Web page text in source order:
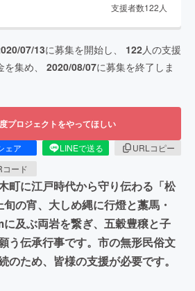
支援者数122 人
07/13に募集を開始し、 122人の支援
を集め、 2020/08/07に募集を終了しま
プロジェクトをやってほしい
ェア LINEで送る
URLコピー
コード
町に江戸時代から守り伝わる「松
の宵、大しめ縄に行燈と藁馬・
及ぶ両岩を繋ぎ、五穀豊穣と子
う伝承行事です。市の無形民俗文
のため、皆様の支援が必要です。